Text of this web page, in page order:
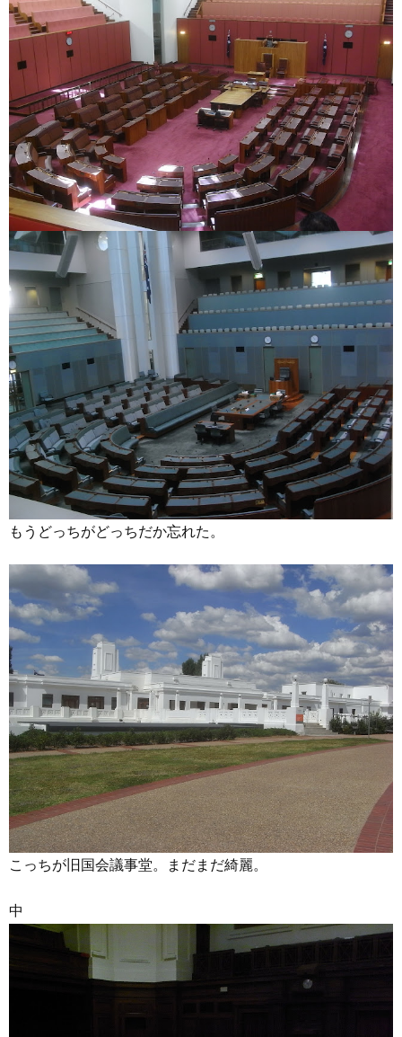
もうどっちがどっちだか忘れた。
こっちが旧国会議事堂。まだまだ綺麗。
中